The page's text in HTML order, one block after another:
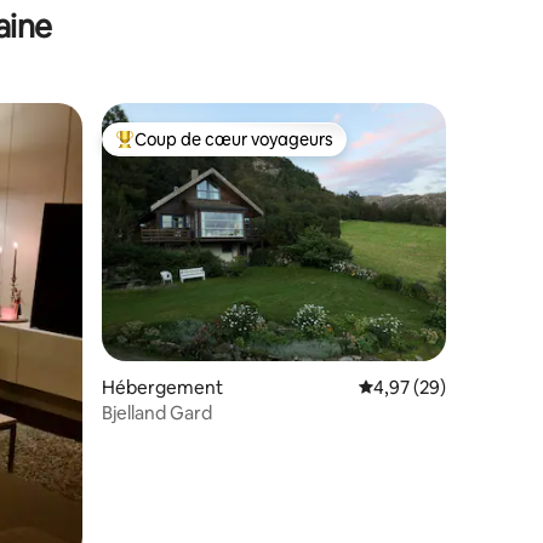
appréciés Coups de cœur voyageurs les plus appréciés
Coup de cœur voyageurs
Hébergement Évaluation moyenne
4,97 (29)
Bjelland Gard